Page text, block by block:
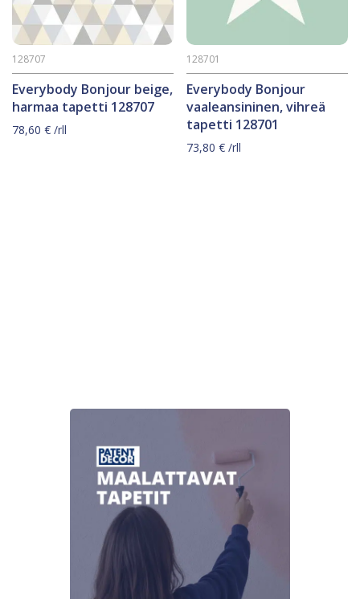
Everybody Bonjour beige,
harmaa tapetti 128707
128707
78,60 € /rll
Everybody Bonjour
vaaleansininen, vihreä
tapetti 128701
128701
73,80€ /rll